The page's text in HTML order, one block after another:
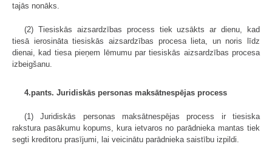
tajās nonāks.
(2) Tiesiskās aizsardzības process tiek uzsākts ar dienu, kad
tiesā ierosināta tiesiskās aizsardzības procesa lieta, un noris līdz
dienai, kad tiesa pieņem lēmumu par tiesiskās aizsardzības procesa
izbeigšanu.
4.pants. Juridiskās personas maksātnespējas process
(1) Juridiskās personas maksātnespējas process ir tiesiska
rakstura pasākumu kopums, kura ietvaros no parādnieka mantas tiek
segti kreditoru prasījumi, lai veicinātu parādnieka saistību izpildi.